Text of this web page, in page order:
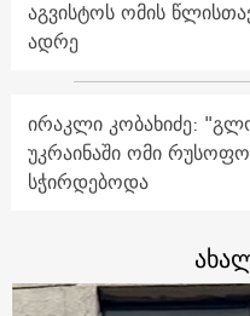
აგვისტოს ომის
ადრე
ირაკლი კობახიძე:
უკრაინაში ომი
სჭირდებოდა